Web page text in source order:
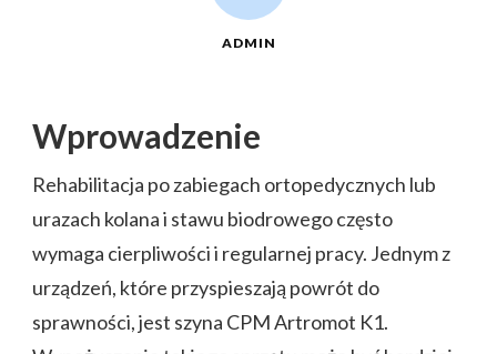
ADMIN
Wprowadzenie
Rehabilitacja po zabiegach ortopedycznych lub
urazach kolana i stawu biodrowego często
wymaga cierpliwości i regularnej pracy. Jednym z
urządzeń, które przyspieszają powrót do
sprawności, jest szyna CPM Artromot K1.